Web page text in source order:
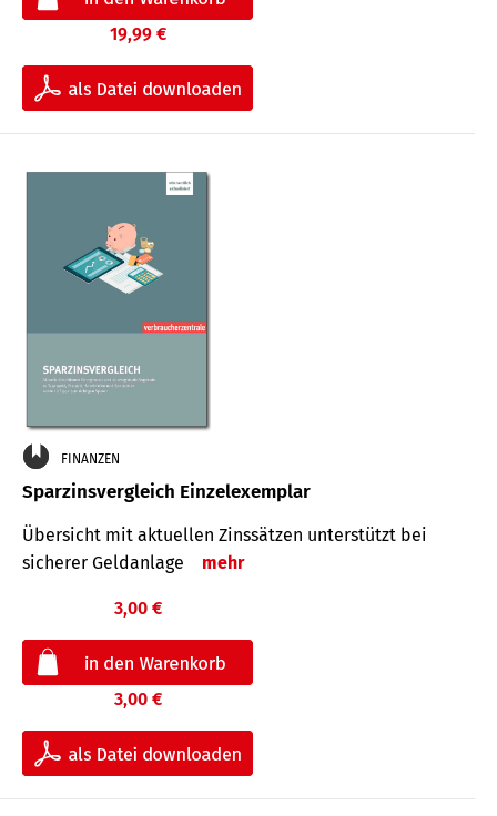
19,99 €
FINANZEN
Sparzinsvergleich Einzelexemplar
Übersicht mit aktuellen Zinssätzen unterstützt bei
sicherer Geldanlage
mehr
3,00 €
3,00 €